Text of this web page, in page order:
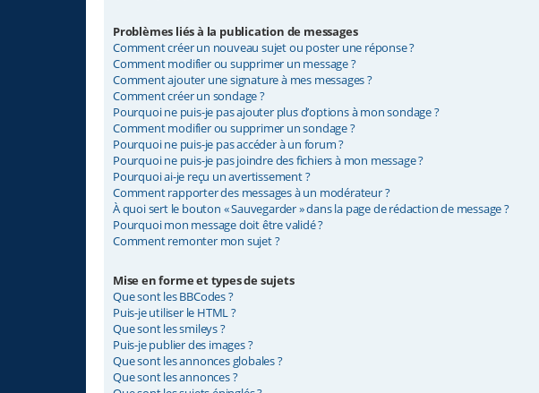
Problèmes liés à la publication de messages
Comment créer un nouveau sujet ou poster une réponse ?
Comment modifier ou supprimer un message ?
Comment ajouter une signature à mes messages ?
Comment créer un sondage ?
Pourquoi ne puis-je pas ajouter plus d’options à mon sondage ?
Comment modifier ou supprimer un sondage ?
Pourquoi ne puis-je pas accéder à un forum ?
Pourquoi ne puis-je pas joindre des fichiers à mon message ?
Pourquoi ai-je reçu un avertissement ?
Comment rapporter des messages à un modérateur ?
À quoi sert le bouton « Sauvegarder » dans la page de rédaction de message ?
Pourquoi mon message doit être validé ?
Comment remonter mon sujet ?
Mise en forme et types de sujets
Que sont les BBCodes ?
Puis-je utiliser le HTML ?
Que sont les smileys ?
Puis-je publier des images ?
Que sont les annonces globales ?
Que sont les annonces ?